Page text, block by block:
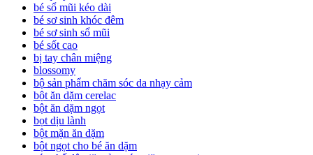
bé sổ mũi kéo dài
bé sơ sinh khóc đêm
bé sơ sinh sổ mũi
bé sốt cao
bị tay chân miệng
blossomy
bộ sản phẩm chăm sóc da nhạy cảm
bột ăn dặm cerelac
bột ăn dặm ngọt
bọt dịu lành
bột mặn ăn dặm
bột ngọt cho bé ăn dặm